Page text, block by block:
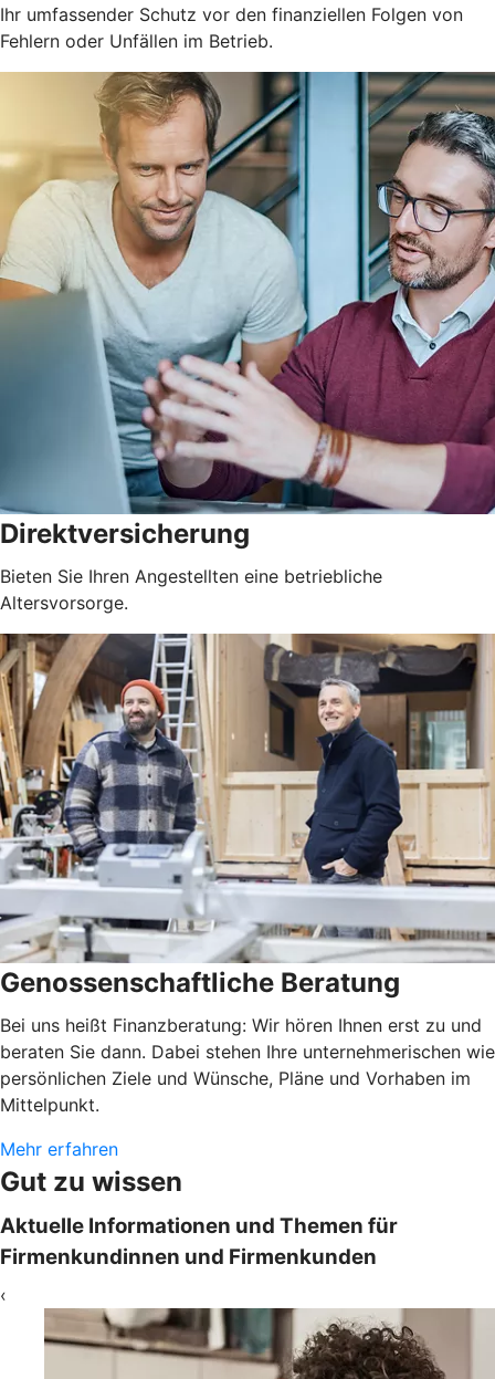
Ihr umfassender Schutz vor den finanziellen Folgen von
Fehlern oder Unfällen im Betrieb.
Direktversicherung
Bieten Sie Ihren Angestellten eine betriebliche
Altersvorsorge.
Genossenschaftliche Beratung
Bei uns heißt Finanzberatung: Wir hören Ihnen erst zu und
beraten Sie dann. Dabei stehen Ihre unternehmerischen wie
persönlichen Ziele und Wünsche, Pläne und Vorhaben im
Mittelpunkt.
Mehr erfahren
Gut zu wissen
Aktuelle Informationen und Themen für
Firmenkundinnen und Firmenkunden
‹